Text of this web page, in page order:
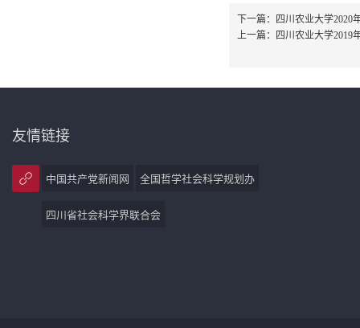
下一篇：
四川农业大学2020
上一篇：
四川农业大学2019
友情链接
中国共产党新闻网 全国哲学社会科学规划办
四川省社会科学界联合会